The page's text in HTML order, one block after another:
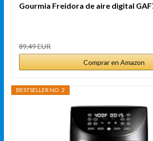
Gourmia Freidora de aire digital
89,49 EUR
Comprar en Amazon
BESTSELLER NO. 2